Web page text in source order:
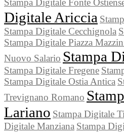
Stampa Digitale Fonte
Digitale Ariccia
Stampa Digitale Cecchignola
Stampa Digitale Piazza
Nuovo Salario Stampa
Stampa Digitale Fregene
Stampa Digitale Ostia Antica
Trevignano Romano
Lariano Stampa Digitale
Digitale Manziana Stampa